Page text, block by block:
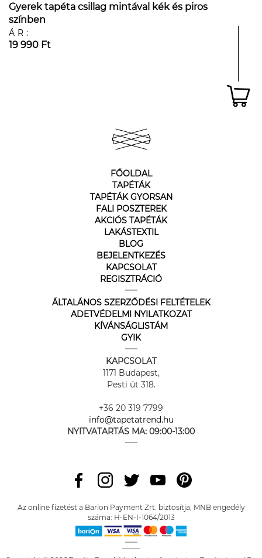
Gyerek tapéta csillag mintával kék és piros
színben
ÁR:
19 990 Ft
FŐOLDAL
TAPÉTÁK
TAPÉTÁK GYORSAN
FALI POSZTEREK
AKCIÓS TAPÉTÁK
LAKÁSTEXTIL
BLOG
BEJELENTKEZÉS
KAPCSOLAT
REGISZTRÁCIÓ
ÁLTALÁNOS SZERZŐDÉSI FELTÉTELEK
ADETVÉDELMI NYILATKOZAT
KÍVÁNSÁGLISTÁM
GYIK
KAPCSOLAT
1171 Budapest,
Pesti út 318.
+36 20 319 7799
info@tapetatrend.hu
NYITVATARTÁS MA: 09:00-13:00
Az online fizetést a Barion Payment Zrt. biztosítja, MNB engedély
száma: H-EN-I-1064/2013